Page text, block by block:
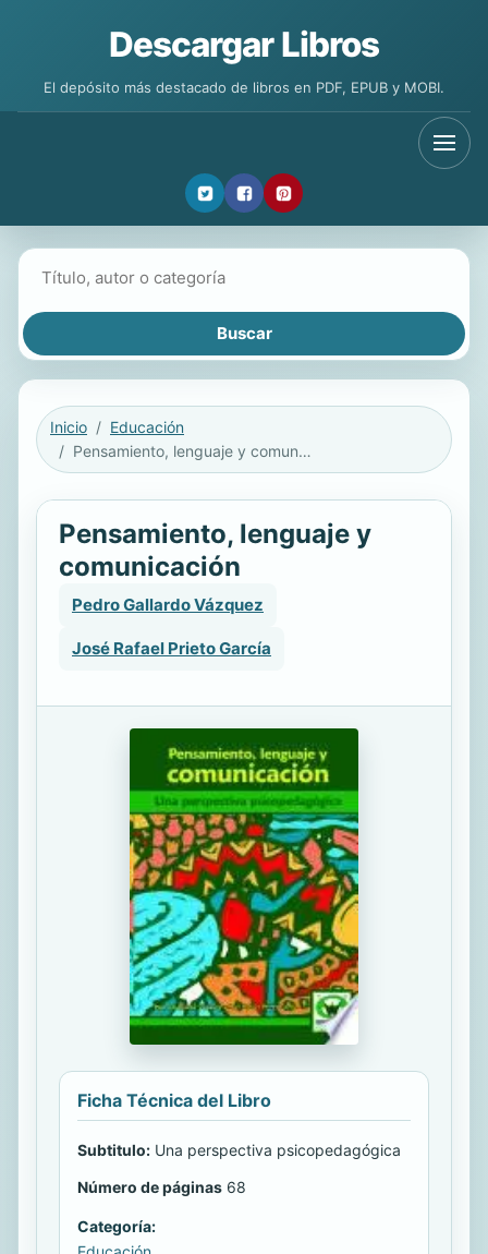
Descargar Libros
El depósito más destacado de libros en PDF, EPUB y MOBI.
Inicio
Educación
Pensamiento, lenguaje y comunicación
Pensamiento, lenguaje y
comunicación
Pedro Gallardo Vázquez
José Rafael Prieto García
Ficha Técnica del Libro
Subtitulo: Una perspectiva psicopedagógica
Número de páginas 68
Categoría: